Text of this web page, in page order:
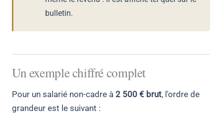
bulletin.
Un exemple chiffré complet
Pour un salarié non-cadre à 2 500 € brut, l'ordre de
grandeur est le suivant :